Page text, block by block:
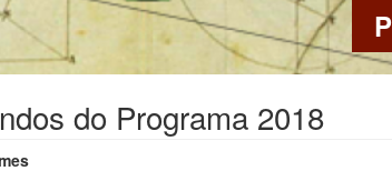
do Programa 2018